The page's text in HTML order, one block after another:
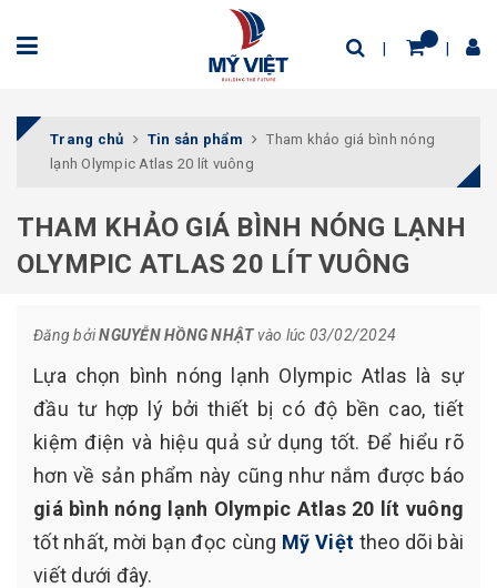
Trang chủ Tin sản phẩm
Tham khảo giá bình nóng
lạnh Olympic Atlas 20 lít vuông
THAM KHẢO GIÁ BÌNH NÓNG LẠNH
OLYMPIC ATLAS 20 LÍT VUÔNG
Đăng bởiNGUYỄN HỒNG NHẬTvào lúc 03/02/2024
Lựa chọn bình nóng lạnh Olympic Atlas là sự
đầu tư hợp lý bởi thiết bị có độ bền cao, tiết
kiệm điện và hiệu quả sử dụng tốt. Để hiểu rõ
hơn về sản phẩm này cũng như nắm được báo
giá bình nóng lạnh Olympic Atlas 20 lít vuông
tốt nhất, mời bạn đọc cùng Mỹ Việt theo dõi bài
viết dưới đây.